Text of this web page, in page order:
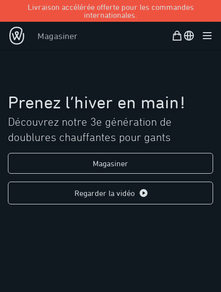
Livraison accélérée offerte pour les commandes
internationales.
Magasiner Panier d’achat
Open user
Prenez l’hiver en main !
Découvrez notre 3e génération de
doublures chauffantes pour gants
Magasiner
Regarder la vidéo